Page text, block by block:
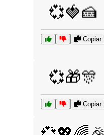
💞🍓🍰
Copiar
💞🎁🎊
Copiar